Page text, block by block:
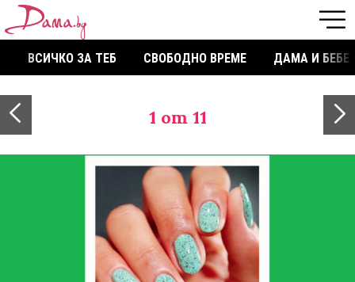
ВСИЧКО ЗА ТЕБ СВОБОДНО ВРЕМЕ ДАМА И БЕБЕ
1 от 11